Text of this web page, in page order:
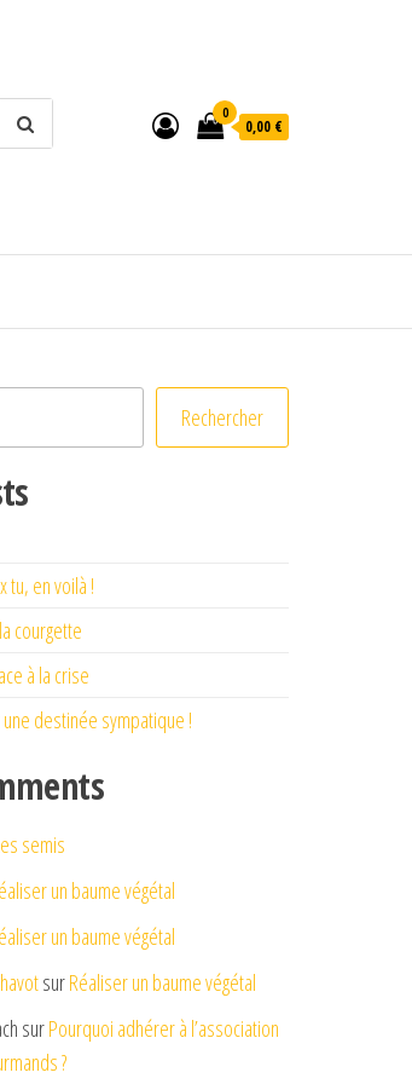
0
0,00 €
Rechercher
tu, en voilà !
courgette
à la crise
destinée sympatique !
semis
un baume végétal
un baume végétal
surRéaliser un baume végétal
surPourquoi adhérer à l’association
?